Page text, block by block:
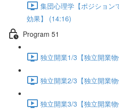
集団心理学【ポジショ
効果】 (14:16)
Program 51
独立開業1/3【独立開業
独立開業2/3【独立開業
独立開業3/3【独立開業